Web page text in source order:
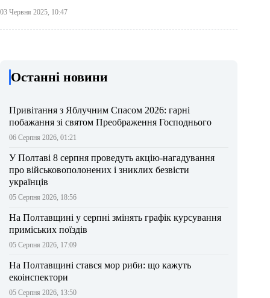
03 Червня 2025, 10:47
Останні новини
Привітання з Яблучним Спасом 2026: гарні
побажання зі святом Преображення Господнього
06 Серпня 2026, 01:21
У Полтаві 8 серпня проведуть акцію-нагадування
про військовополонених і зниклих безвісти
українців
05 Серпня 2026, 18:56
На Полтавщині у серпні змінять графік курсування
приміських поїздів
05 Серпня 2026, 17:09
На Полтавщині стався мор риби: що кажуть
екоінспектори
05 Серпня 2026, 13:50